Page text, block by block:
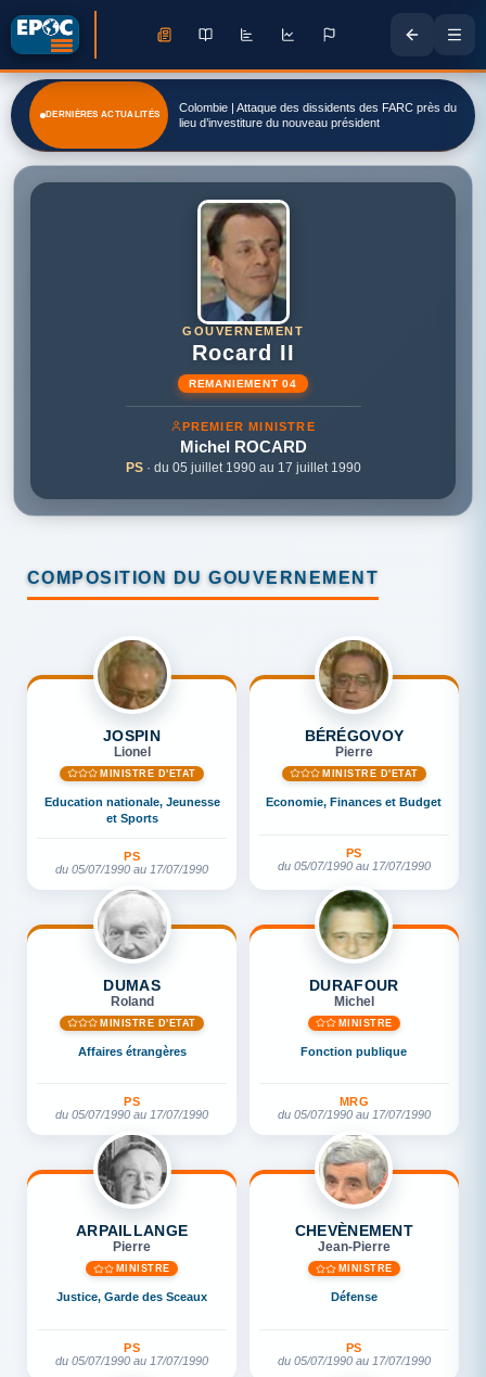
DERNIÈRES ACTUALITÉS
Colombie | Attaque des dissidents des FARC près du
lieu d’investiture du nouveau président
GOUVERNEMENT
Rocard II
REMANIEMENT 04
PREMIER MINISTRE
Michel ROCARD
PS· du 05 juillet 1990 au 17 juillet 1990
COMPOSITION DU GOUVERNEMENT
JOSPIN
Lionel
MINISTRE D'ETAT
Education nationale, Jeunesse
et Sports
PS
du 05/07/1990 au 17/07/1990
BÉRÉGOVOY
Pierre
MINISTRE D'ETAT
Economie, Finances et Budget
PS
du 05/07/1990 au 17/07/1990
DUMAS
Roland
MINISTRE D'ETAT
Affaires étrangères
PS
du 05/07/1990 au 17/07/1990
DURAFOUR
Michel
MINISTRE
Fonction publique
MRG
du 05/07/1990 au 17/07/1990
ARPAILLANGE
Pierre
MINISTRE
Justice, Garde des Sceaux
PS
du 05/07/1990 au 17/07/1990
CHEVÈNEMENT
Jean-Pierre
MINISTRE
Défense
PS
du 05/07/1990 au 17/07/1990